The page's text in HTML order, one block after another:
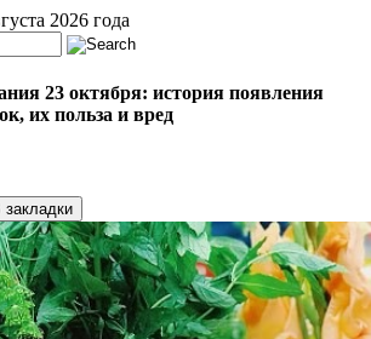
2026 года
23 октября: история появления
их польза и вред